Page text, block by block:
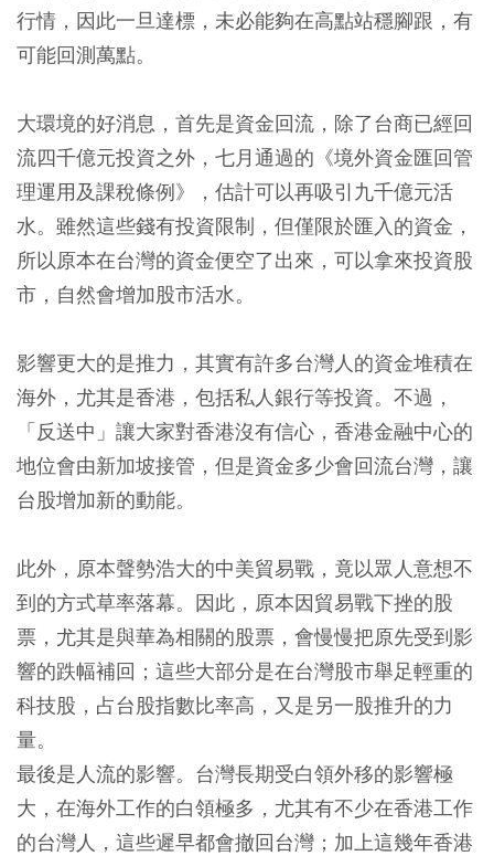
行情，因此一旦達標，未必能夠在高點站穩腳跟，有
可能回測萬點。
大環境的好消息，首先是資金回流，除了台商已經回
流四千億元投資之外，七月通過的《境外資金匯回管
理運用及課稅條例》，估計可以再吸引九千億元活
水。雖然這些錢有投資限制，但僅限於匯入的資金，
所以原本在台灣的資金便空了出來，可以拿來投資股
市，自然會增加股市活水。
影響更大的是推力，其實有許多台灣人的資金堆積在
海外，尤其是香港，包括私人銀行等投資。不過，
「反送中」讓大家對香港沒有信心，香港金融中心的
地位會由新加坡接管，但是資金多少會回流台灣，讓
台股增加新的動能。
此外，原本聲勢浩大的中美貿易戰，竟以眾人意想不
到的方式草率落幕。因此，原本因貿易戰下挫的股
票，尤其是與華為相關的股票，會慢慢把原先受到影
響的跌幅補回；這些大部分是在台灣股市舉足輕重的
科技股，占台股指數比率高，又是另一股推升的力
量。
最後是人流的影響。台灣長期受白領外移的影響極
大，在海外工作的白領極多，尤其有不少在香港工作
的台灣人，這些遲早都會撤回台灣；加上這幾年香港